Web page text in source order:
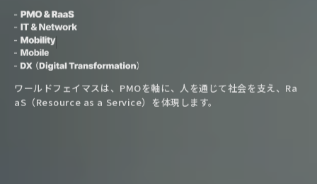
ワールドフェイマスは、PMOを軸に、人を通じて社会を支え、Ra
aS（Resource as a Service）を体現します。